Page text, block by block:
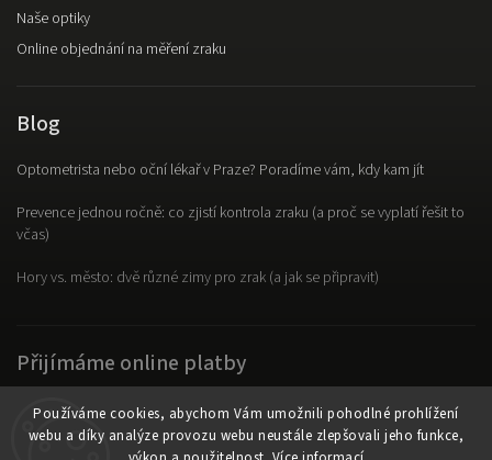
Používáme cookies, abychom Vám umožnili pohodlné prohlížení
webu a díky analýze provozu webu neustále zlepšovali jeho funkce,
Naše optiky
Online objednání na měření zraku
Blog
Optometrista nebo oční lékař v Praze? Poradíme vám, kdy kam jít
Prevence jednou ročně: co zjistí kontrola zraku (a proč se vyplatí řešit to
včas)
Hory vs. město: dvě různé zimy pro zrak (a jak se připravit)
Přijímáme online platby